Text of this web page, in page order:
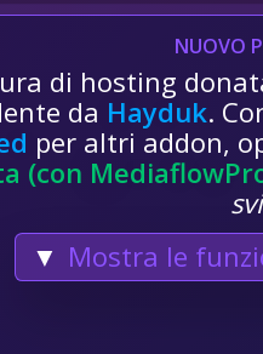
NUOVO
di hosting
da Hayduk.
per altri addon,
(con
▼ Mostra le